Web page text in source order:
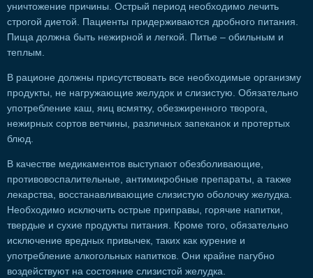
уничтожение причины. Острый период необходимо лечить
строгой диетой. Пациенты придерживаются дробного питания.
Пища должна быть нежирной и легкой. Питье – обильным и
теплым.
В рационе должны присутствовать все необходимые организму
продукты, не нагружающие желудок и слизистую. Обязательно
употребление каш, яиц всмятку, обезжиренного творога,
нежирных сортов ветчины, различных запеканок и протертых
блюд.
В качестве медикаментов выступают обезболивающие,
противовоспалительные, антимикробные препараты, а также
лекарства, восстанавливающие слизистую оболочку желудка.
Необходимо исключить острые приправы, горячие напитки,
твердые и сухие продукты питания. Кроме того, обязательно
исключение вредных привычек, таких как курение и
употребление алкогольных напитков. Они крайне пагубно
воздействуют на состояние слизистой желудка.